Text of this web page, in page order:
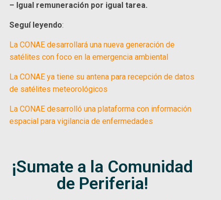
– Igual remuneración por igual tarea.
Seguí leyendo:
La CONAE desarrollará una nueva generación de
satélites con foco en la emergencia ambiental
La CONAE ya tiene su antena para recepción de datos
de satélites meteorológicos
La CONAE desarrolló una plataforma con información
espacial para vigilancia de enfermedades
¡Sumate a la Comunidad
de Periferia!